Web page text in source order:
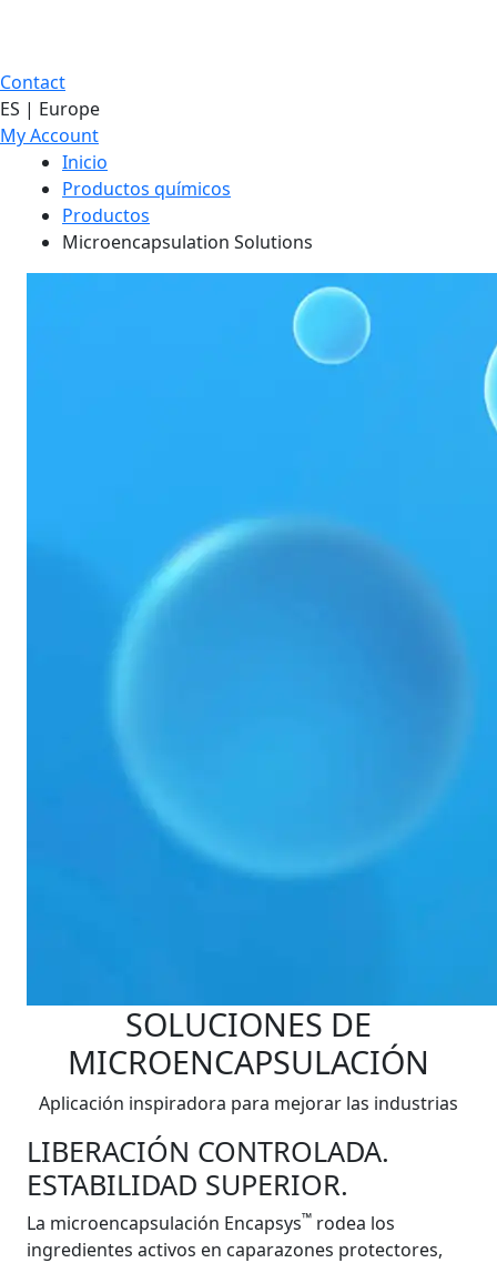
Contact
ES | Europe
My Account
Inicio
Productos químicos
Productos
Microencapsulation Solutions
SOLUCIONES DE
MICROENCAPSULACIÓN
Aplicación inspiradora para mejorar las industrias
LIBERACIÓN CONTROLADA.
ESTABILIDAD SUPERIOR.
La microencapsulación Encapsys™ rodea los
ingredientes activos en caparazones protectores,